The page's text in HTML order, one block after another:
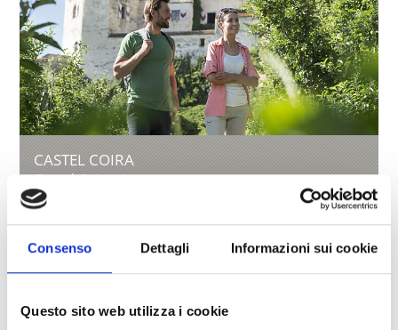
Consenso Dettagli Informazioni sui cookie
Questo sito web utilizza i cookie
CASTEL COIRA
Castel Coira, 1
39020
www.churburg.com
T+39 0473 615 241